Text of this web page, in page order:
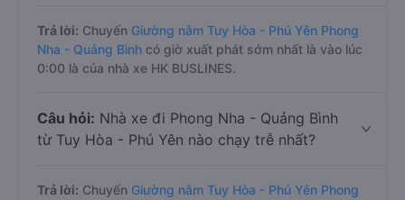
Trả lời: Chuyến Giường nằm Tuy Hòa - Phú Yên Phong
Nha - Quảng Bình có giờ xuất phát sớm nhất là vào lúc
0:00 là của nhà xe HK BUSLINES.
Câu hỏi: Nhà xe đi Phong Nha - Quảng Bình
từ Tuy Hòa - Phú Yên nào chạy trễ nhất?
Trả lời: Chuyến Giường nằm Tuy Hòa - Phú Yên Phong